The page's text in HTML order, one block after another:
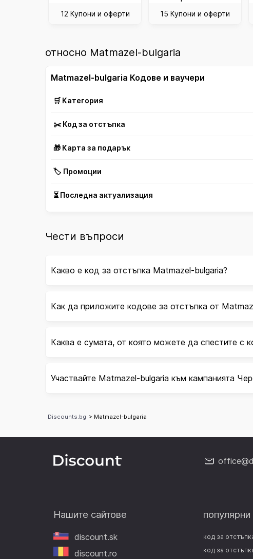
12 Купони и оферти 15 Купони и оферти
относно Matmazel-bulgaria
Matmazel-bulgaria Кодове и ваучери
🛒 Категория
✂️ Код за отстъпка
🎁 Карта за подарък
🏷️ Промоции
⏳ Последна актуализация
Чести въпроси
Какво е код за отстъпка Matmazel-bulgaria?
Как да приложите кодове за отстъпка от
Каква е сумата, от която можете да спестите с
Участвайте Matmazel-bulgaria към кампанията
Discounts.bg > Matmazel-bulgaria
Нашите сайтове
discount.sk
discount.ro
код за
код за